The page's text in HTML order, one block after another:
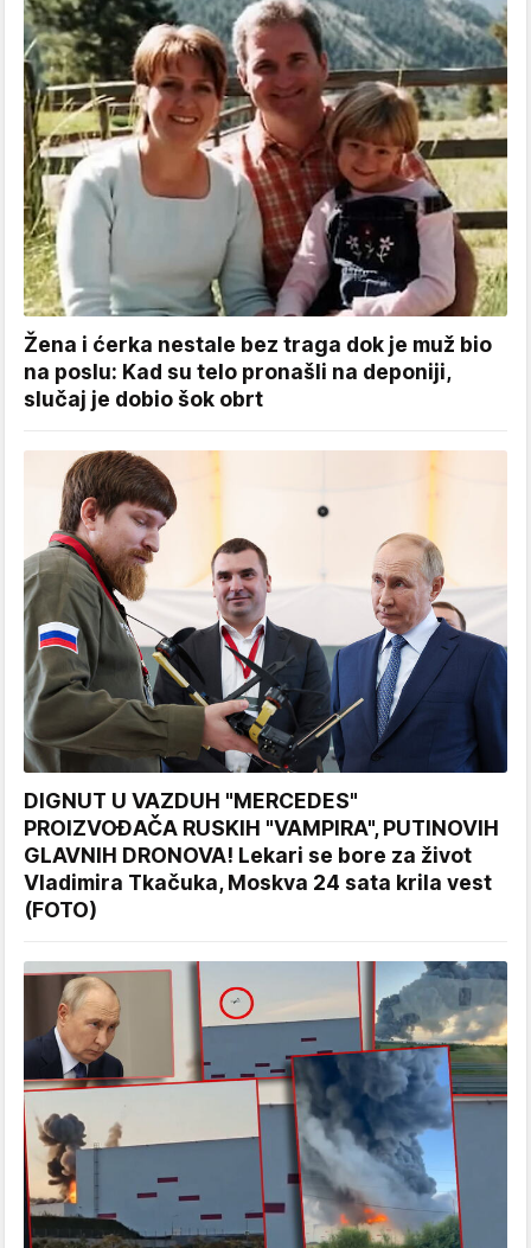
Žena i ćerka nestale bez traga dok je muž bio
na poslu: Kad su telo pronašli na deponiji,
slučaj je dobio šok obrt
DIGNUT U VAZDUH "MERCEDES"
PROIZVOĐAČA RUSKIH "VAMPIRA", PUTINOVIH
GLAVNIH DRONOVA! Lekari se bore za život
Vladimira Tkačuka, Moskva 24 sata krila vest
(FOTO)